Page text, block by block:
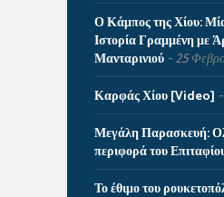
Ο Κάμπος της Χίου:
Ιστορία Γραμμένη με
Μανταρινιού
25
Καρφάς Χίου [Video]
Μεγάλη Παρασκευή:
περιφορά του
Το έθιμο του